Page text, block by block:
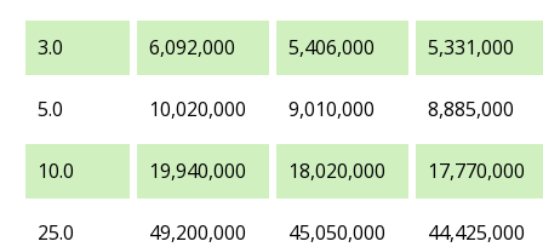
3.0 6,092,000 5,406,000 5,331,000
5.0 10,020,000 9,010,000 8,885,000
10.0 19,940,000 18,020,000 17,770,000
25.0 49,200,000 45,050,000 44,425,000